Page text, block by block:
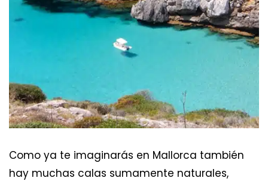
Como ya te imaginarás en Mallorca también
hay muchas calas sumamente naturales,